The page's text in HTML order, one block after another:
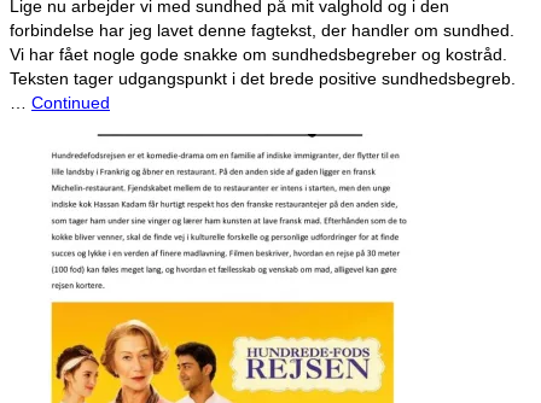
Lige nu arbejder vi med sundhed på mit valghold og i den
forbindelse har jeg lavet denne fagtekst, der handler om sundhed.
Vi har fået nogle gode snakke om sundhedsbegreber og kostråd.
Teksten tager udgangspunkt i det brede positive sundhedsbegreb.
Continued